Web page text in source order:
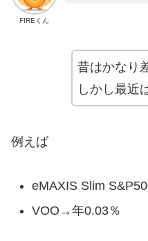
FIREくん
昔はかなり
しかし最近
例えば
eMAXIS Slim
VOO→年0.03％